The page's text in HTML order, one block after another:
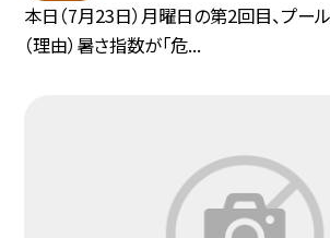
本日（7月23日）月曜日の第2回目、プー
（理由）暑さ指数が「危...